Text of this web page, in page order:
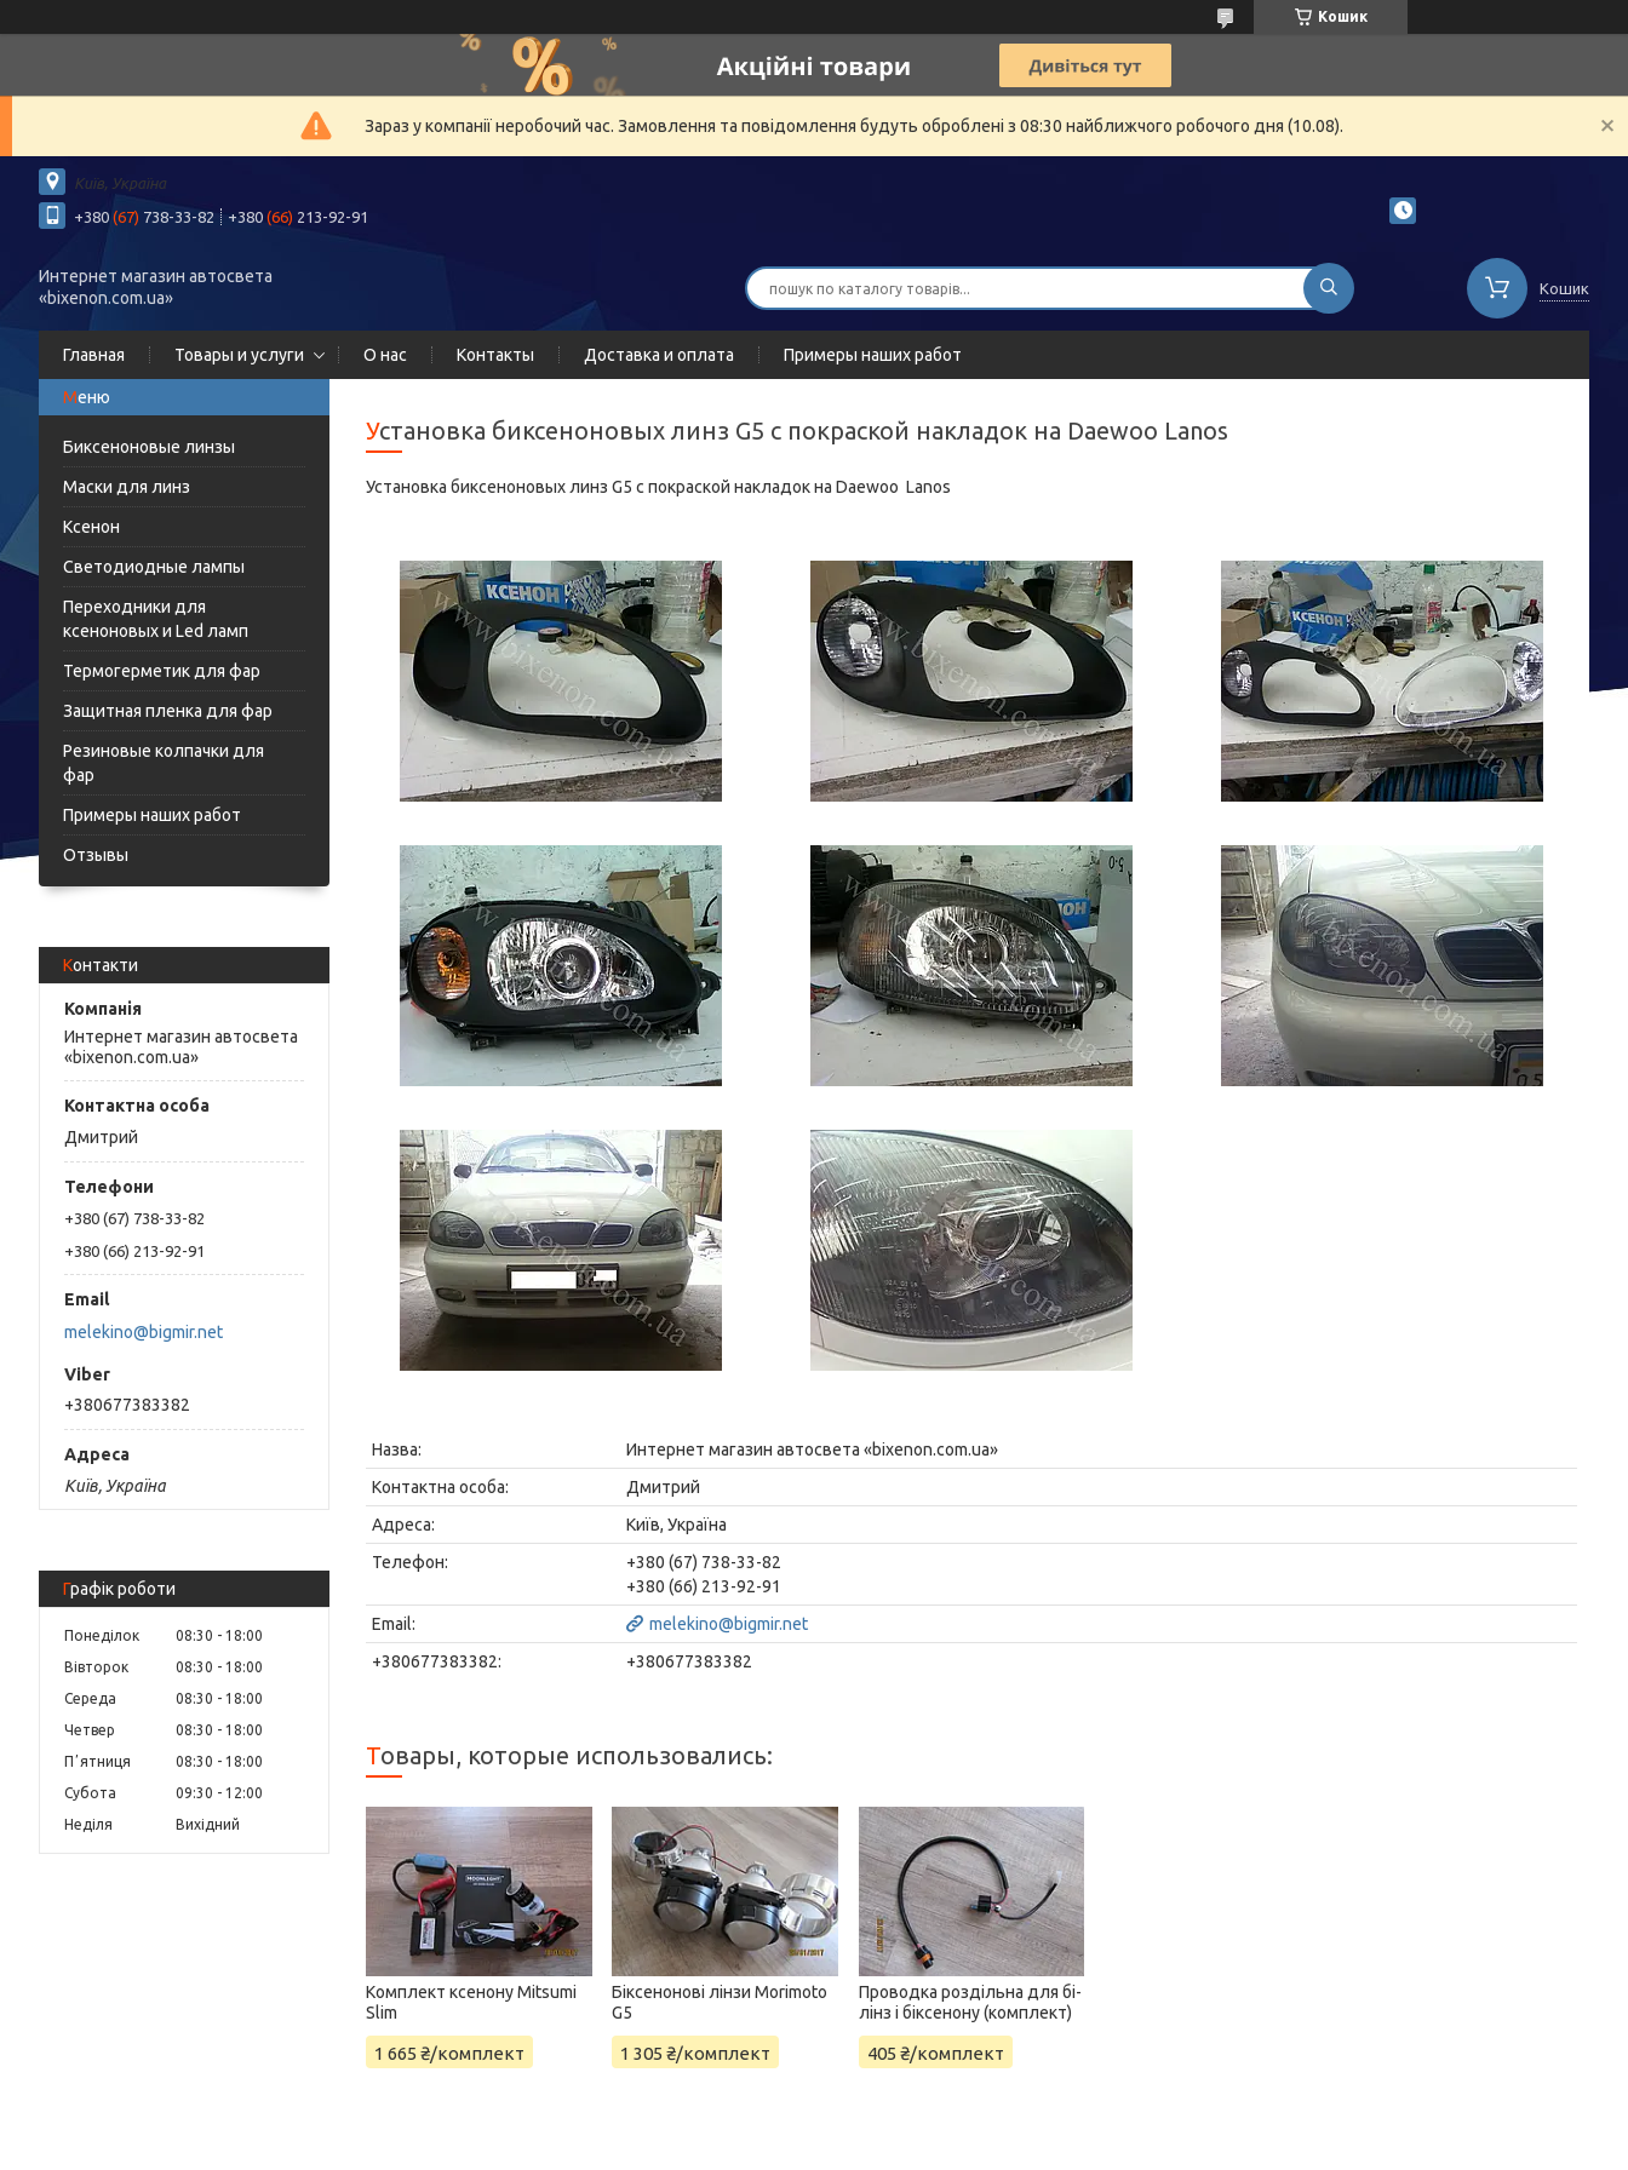
Кошик
Зараз у компанії неробочий час. Замовлення та повідомлення будуть оброблені з 08:30 найближчого робочого дня (10.08).
Київ, Україна
+380 (67) 738-33-82 +380 (66) 213-92-91
Интернет магазин автосвета
«bixenon.com.ua»
Кошик
Главная Товары и услуги О нас Контакты Доставка и оплата Примеры наших работ
Биксеноновые линзы
Маски для линз
Ксенон
Светодиодные лампы
Переходники для
ксеноновых и Led ламп
Термогерметик для фар
Защитная пленка для фар
Резиновые колпачки для
фар
Примеры наших работ
Отзывы
Контакти
Интернет магазин автосвета
«bixenon.com.ua»
Дмитрий
+380 (67) 738-33-82
+380 (66) 213-92-91
melekino@bigmir.net
+380677383382
Київ, Україна
Графік роботи
Понеділок 08:30
18:00
Вівторок
08:30
18:00
Середа
08:30
18:00
Четвер
08:30
18:00
Пʼятниця
08:30
18:00
Субота
09:30
12:00
Неділя
Вихідний
Установка биксеноновых линз G5 с покраской накладок на Daewoo Lanos
Установка биксеноновых линз G5 с покраской накладок на Daewoo Lanos
Интернет магазин автосвета «bixenon.com.ua»
Дмитрий
Київ, Україна
+380 (67) 738-33-82
+380 (66) 213-92-91
melekino@bigmir.net
+380677383382
Комплект ксенону Mitsumi
Slim
1 665 ₴/комплект
Біксенонові лінзи Morimoto
G5
1 305 ₴/комплект
Проводка роздільна для бі-
лінз і біксенону (комплект)
405 ₴/комплект